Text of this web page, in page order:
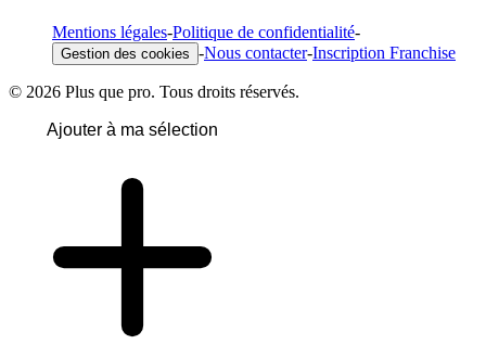
Mentions légales-Politique de confidentialité-
Gestion des cookies -Nous contacter-Inscription Franchise
© 2026 Plus que pro. Tous droits réservés.
Ajouter à ma sélection